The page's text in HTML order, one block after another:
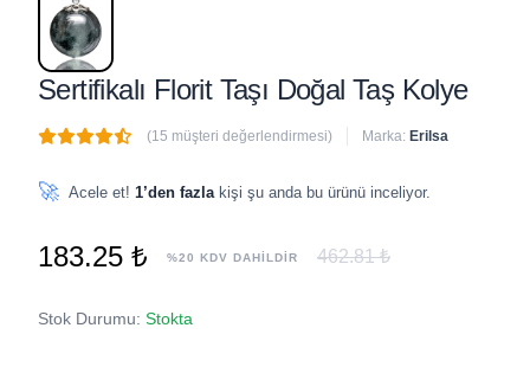
Sertifikalı Florit Taşı Doğal Taş Kolye
(15 müşteri değerlendirmesi) Marka: Erilsa
🚀 Acele et! 1’den fazla kişi şu anda bu ürünü inceliyor.
183.25 ₺ %20 KDV DAHİLDİR 462.81 ₺
Stok Durumu: Stokta